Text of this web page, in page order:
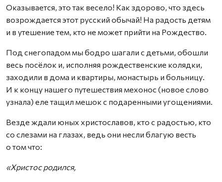
Оказывается, это так весело! Как здорово, что здесь
возрождается этот русский обычай! На радость детям
и в утешение тем, кто не может прийти на Рождество.
Под снегопадом мы бодро шагали с детьми, обошли
весь посёлок и, исполняя рождественские колядки,
заходили в дома и квартиры, монастырь и больницу.
И к концу нашего путешествия мехонос (новое слово
узнала) еле тащил мешок с подаренными угощениями.
Везде ждали юных христославов, кто с радостью, кто
со слезами на глазах, ведь они несли благую весть
о том что:
«Христос родился,